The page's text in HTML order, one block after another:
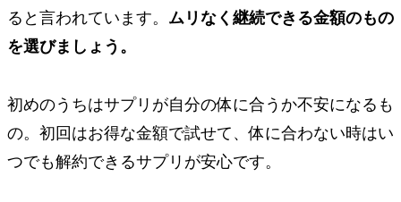
ると言われています。 ムリなく継続できる金額のもの
を選びましょう。
初めのうちはサプリが自分の体に合うか不安になるも
の。 初回はお得な金額で試せて、体に合わない時はい
つでも解約できるサプリが安心です。